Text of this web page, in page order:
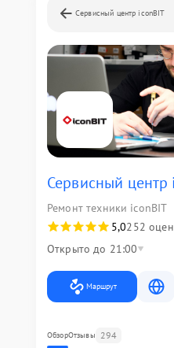
Сервисный центр iconBIT
Сервисный центр
Ремонт техники iconBIT
5,0252
Открыто до 21:00
Маршрут
ОбзорОтзывы 294